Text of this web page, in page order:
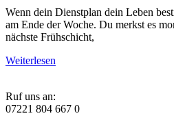
Wenn dein Dienstplan dein Leben
am Ende der Woche. Du merkst es
nächste Frühschicht,
Weiterlesen
Ruf uns an:
07221 804 667 0